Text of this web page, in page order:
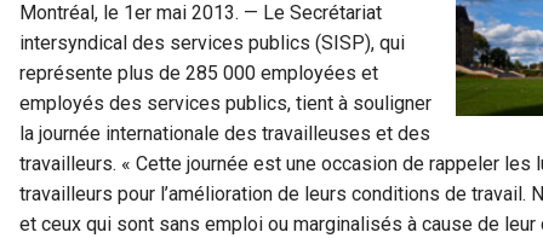
Montréal, le 1er mai 2013. — Le Secrétariat
intersyndical des services publics (SISP), qui
représente plus de 285 000 employées et
employés des services publics, tient à souligner
la journée internationale des travailleuses et des
travailleurs. « Cette journée est une occasion de rappeler
travailleurs pour l’amélioration de leurs conditions de
et ceux qui sont sans emploi ou marginalisés à cause de